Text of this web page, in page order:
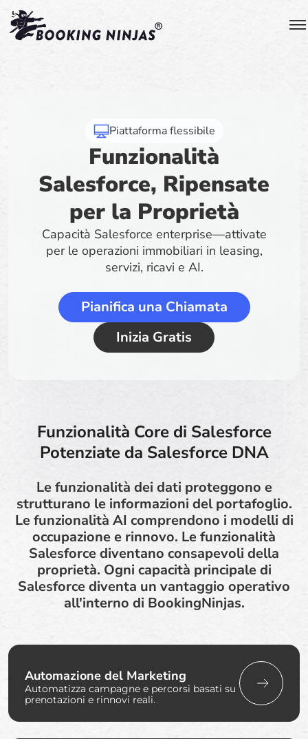
Piattaforma flessibile
Funzionalità
Salesforce, Ripensate
per la Proprietà
Capacità Salesforce enterprise—attivate
per le operazioni immobiliari in leasing,
servizi, ricavi e AI.
Pianifica una Chiamata
Inizia Gratis
Funzionalità Core di Salesforce
Potenziate da Salesforce DNA
Le funzionalità dei dati proteggono e
strutturano le informazioni del portafoglio.
Le funzionalità AI comprendono i modelli di
occupazione e rinnovo. Le funzionalità
Salesforce diventano consapevoli della
proprietà. Ogni capacità principale di
Salesforce diventa un vantaggio operativo
all'interno di BookingNinjas.
Automazione del Marketing
Automatizza campagne e percorsi basati su
prenotazioni e rinnovi reali.